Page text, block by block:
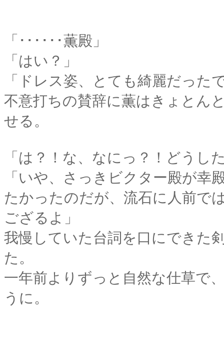
「･･････薫殿」
「はい？」
「ドレス姿、とても綺麗だった
不意打ちの賛辞に薫はきょとん
せる。
「は？！な、なにっ？！どうし
「いや、さっきビクター殿が幸
たかったのだが、流石に人前で
ござるよ」
我慢していた台詞を口にできた
た。
一年前よりずっと自然な仕草で
うに。